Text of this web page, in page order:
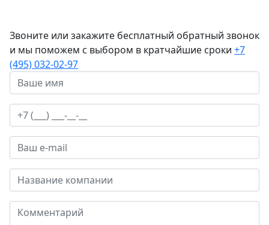
Звоните или закажите бесплатный обратный звонок
и мы поможем с выбором в кратчайшие сроки +7
(495) 032-02-97